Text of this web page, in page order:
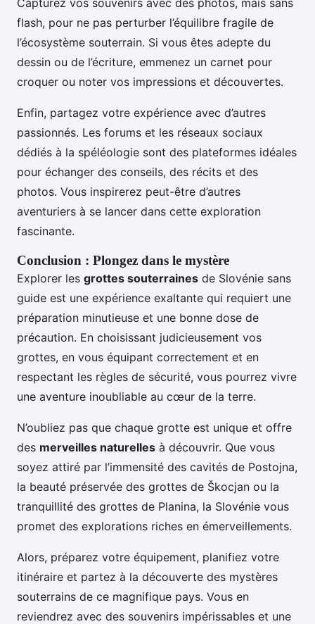
flash, pour ne pas perturber l’équilibre fragile de
l’écosystème souterrain. Si vous êtes adepte du
dessin ou de l’écriture, emmenez un carnet pour
croquer ou noter vos impressions et découvertes.
Enfin, partagez votre expérience avec d’autres
passionnés. Les forums et les réseaux sociaux
dédiés à la spéléologie sont des plateformes idéales
pour échanger des conseils, des récits et des
photos. Vous inspirerez peut-être d’autres
aventuriers à se lancer dans cette exploration
fascinante.
Conclusion : Plongez dans le mystère
Explorer les grottes souterraines de Slovénie sans
guide est une expérience exaltante qui requiert une
préparation minutieuse et une bonne dose de
précaution. En choisissant judicieusement vos
grottes, en vous équipant correctement et en
respectant les règles de sécurité, vous pourrez vivre
une aventure inoubliable au cœur de la terre.
N’oubliez pas que chaque grotte est unique et offre
des merveilles naturelles à découvrir. Que vous
soyez attiré par l’immensité des cavités de Postojna,
la beauté préservée des grottes de Škocjan ou la
tranquillité des grottes de Planina, la Slovénie vous
promet des explorations riches en émerveillements.
Alors, préparez votre équipement, planifiez votre
itinéraire et partez à la découverte des mystères
souterrains de ce magnifique pays. Vous en
reviendrez avec des souvenirs impérissables et une